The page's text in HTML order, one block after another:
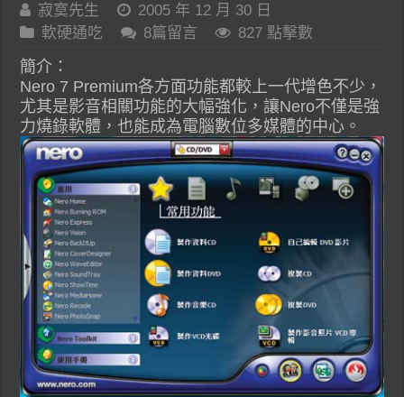
寂寞先生
2005 年 12 月 30 日
軟硬通吃
8篇留言 827 點擊數
簡介：
Nero 7 Premium各方面功能都較上一代增色不少，
尤其是影音相關功能的大幅強化，讓Nero不僅是強
力燒錄軟體，也能成為電腦數位多媒體的中心。